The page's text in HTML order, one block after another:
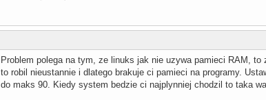
Problem polega na tym, ze linuks jak nie uzywa pamieci RAM,
to robil nieustannie i dlatego brakuje ci pamieci na programy.
do maks 90. Kiedy system bedzie ci najplynniej chodzil to taka